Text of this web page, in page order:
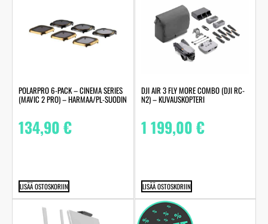
POLARPRO 6-PACK – CINEMA SERIES
(MAVIC 2 PRO) – HARMAA/PL-SUODIN
134,90€
LISÄÄ OSTOSKORIIN
DJI AIR 3 FLY MORE COMBO (DJI RC-
N2) – KUVAUSKOPTERI
1 199,00€
LISÄÄ OSTOSKORIIN